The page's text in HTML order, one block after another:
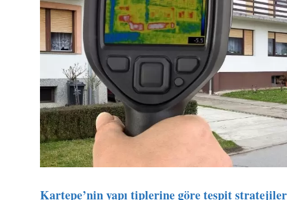
Kartepe’nin yapı tiplerine göre tespit